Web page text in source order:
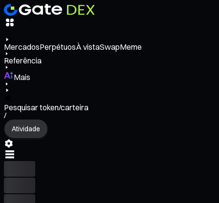
MercadosPerpétuosÀ vistaSwapMeme
Referência
Mais
Pesquisar token/carteira
/
Atividade